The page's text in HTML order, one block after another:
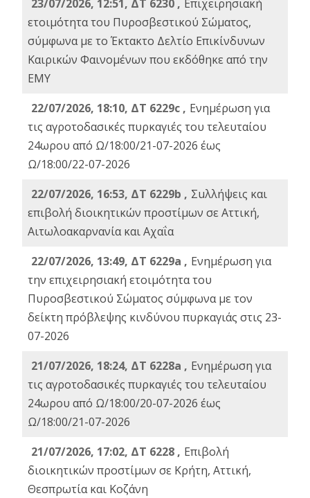
23/07/2026, 12:51, ΔΤ 6230 , Επιχειρησιακή
ετοιμότητα του Πυροσβεστικού Σώματος,
σύμφωνα με το Έκτακτο Δελτίο Επικίνδυνων
Καιρικών Φαινομένων που εκδόθηκε από την
ΕΜΥ
22/07/2026, 18:10, ΔΤ 6229c , Ενημέρωση για
τις αγροτοδασικές πυρκαγιές του τελευταίου
24ωρου από Ω/18:00/21-07-2026 έως
Ω/18:00/22-07-2026
22/07/2026, 16:53, ΔΤ 6229b , Σuλλήψεις και
επιβολή διοικητικών προστίμων σε Αττική,
Αιτωλοακαρνανία και Αχαΐα
22/07/2026, 13:49, ΔΤ 6229a , Ενημέρωση για
την επιχειρησιακή ετοιμότητα του
Πυροσβεστικού Σώματος σύμφωνα με τον
δείκτη πρόβλεψης κινδύνου πυρκαγιάς στις 23-
07-2026
21/07/2026, 18:24, ΔΤ 6228a , Ενημέρωση για
τις αγροτοδασικές πυρκαγιές του τελευταίου
24ωρου από Ω/18:00/20-07-2026 έως
Ω/18:00/21-07-2026
21/07/2026, 17:02, ΔΤ 6228 , Επιβολή
διοικητικών προστίμων σε Κρήτη, Αττική,
Θεσπρωτία και Κοζάνη